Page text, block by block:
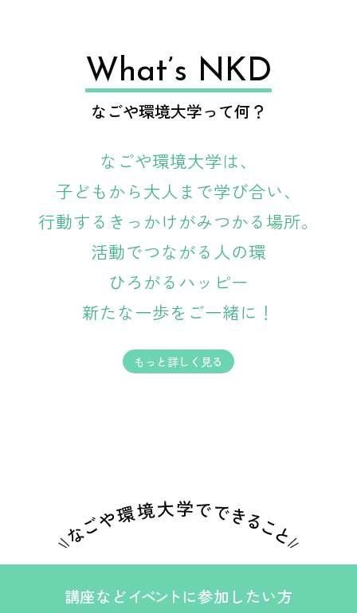
What’s NKD
なごや環境大学って何？
なごや環境大学は、
子どもから大人まで学び合い、
行動するきっかけがみつかる場所。
活動でつながる人の環
ひろがるハッピー
新たな一歩をご一緒に！
もっと詳しく見る
講座などイベント に参加したい方